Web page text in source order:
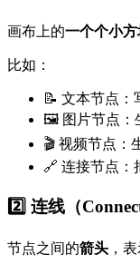
画布上的一个个小方
比如：
📝 文本节点：
🖼️ 图片节点：
🎬 视频节点：
🔗 连接节点：
2️⃣ 连线（
节点之间的箭头 ，